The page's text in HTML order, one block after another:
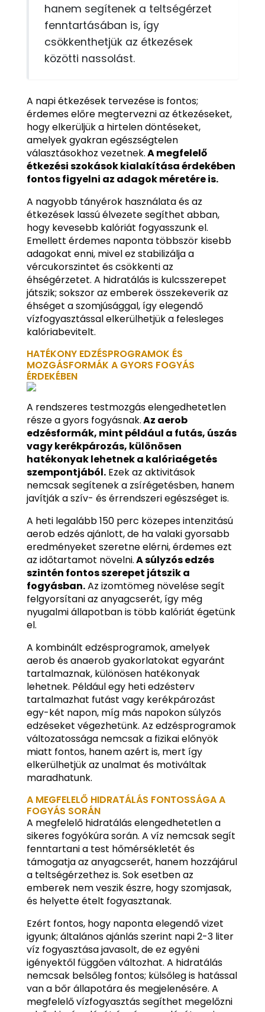
hanem segítenek a teltségérzet
fenntartásában is, így
csökkenthetjük az étkezések
közötti nassolást.
A napi étkezések tervezése is fontos;
érdemes előre megtervezni az étkezéseket,
hogy elkerüljük a hirtelen döntéseket,
amelyek gyakran egészségtelen
választásokhoz vezetnek.A megfelelő
étkezési szokások kialakítása érdekében
fontos figyelni az adagok méretére is.
A nagyobb tányérok használata és az
étkezések lassú élvezete segíthet abban,
hogy kevesebb kalóriát fogyasszunk el.
Emellett érdemes naponta többször kisebb
adagokat enni, mivel ez stabilizálja a
vércukorszintet és csökkenti az
éhségérzetet. A hidratálás is kulcsszerepet
játszik; sokszor az emberek összekeverik az
éhséget a szomjúsággal, így elegendő
vízfogyasztással elkerülhetjük a felesleges
kalóriabevitelt.
HATÉKONY EDZÉSPROGRAMOK ÉS
MOZGÁSFORMÁK A GYORS FOGYÁS
ÉRDEKÉBEN
A rendszeres testmozgás elengedhetetlen
része a gyors fogyásnak.Az aerob
edzésformák, mint például a futás, úszás
vagy kerékpározás, különösen
hatékonyak lehetnek a kalóriaégetés
szempontjából.Ezek az aktivitások
nemcsak segítenek a zsírégetésben, hanem
javítják a szív- és érrendszeri egészséget is.
A heti legalább 150 perc közepes intenzitású
aerob edzés ajánlott, de ha valaki gyorsabb
eredményeket szeretne elérni, érdemes ezt
az időtartamot növelni.A súlyzós edzés
szintén fontos szerepet játszik a
fogyásban.Az izomtömeg növelése segít
felgyorsítani az anyagcserét, így még
nyugalmi állapotban is több kalóriát égetünk
el.
A kombinált edzésprogramok, amelyek
aerob és anaerob gyakorlatokat egyaránt
tartalmaznak, különösen hatékonyak
lehetnek. Például egy heti edzésterv
tartalmazhat futást vagy kerékpározást
egy-két napon, míg más napokon súlyzós
edzéseket végezhetünk. Az edzésprogramok
változatossága nemcsak a fizikai előnyök
miatt fontos, hanem azért is, mert így
elkerülhetjük az unalmat és motiváltak
maradhatunk.
A MEGFELELŐ HIDRATÁLÁS FONTOSSÁGA A
FOGYÁS SORÁN
A megfelelő hidratálás elengedhetetlen a
sikeres fogyókúra során. A víz nemcsak segít
fenntartani a test hőmérsékletét és
támogatja az anyagcserét, hanem hozzájárul
a teltségérzethez is. Sok esetben az
emberek nem veszik észre, hogy szomjasak,
és helyette ételt fogyasztanak.
Ezért fontos, hogy naponta elegendő vizet
igyunk; általános ajánlás szerint napi 2-3 liter
víz fogyasztása javasolt, de ez egyéni
igényektől függően változhat. A hidratálás
nemcsak belsőleg fontos; külsőleg is hatással
van a bőr állapotára és megjelenésére. A
megfelelő vízfogyasztás segíthet megelőzni